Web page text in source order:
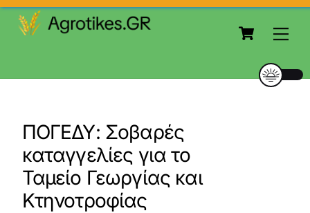
to
content
Cart
ΠΟΓΕΔΥ: Σοβαρές
καταγγελίες για το
Ταμείο Γεωργίας και
Κτηνοτροφίας